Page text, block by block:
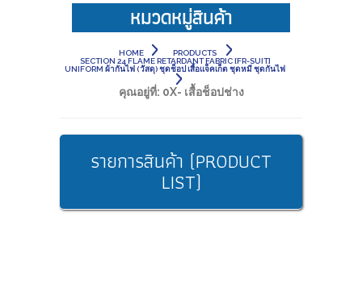
หมวดหมู่สินค้า
HOME
PRODUCTS
SECTION 24 FLAME RETARDANT FABRIC [FR-SUIT]
UNIFORM ผ้ากันไฟ (วัสดุ) ชุดช็อป เสื้อแจ็คเก็ต ชุดหมี ชุดกันไฟ
คุณอยู่ที่: 0X- เสื้อช็อปช่าง
รายการสินค้า (PRODUCT
LIST)